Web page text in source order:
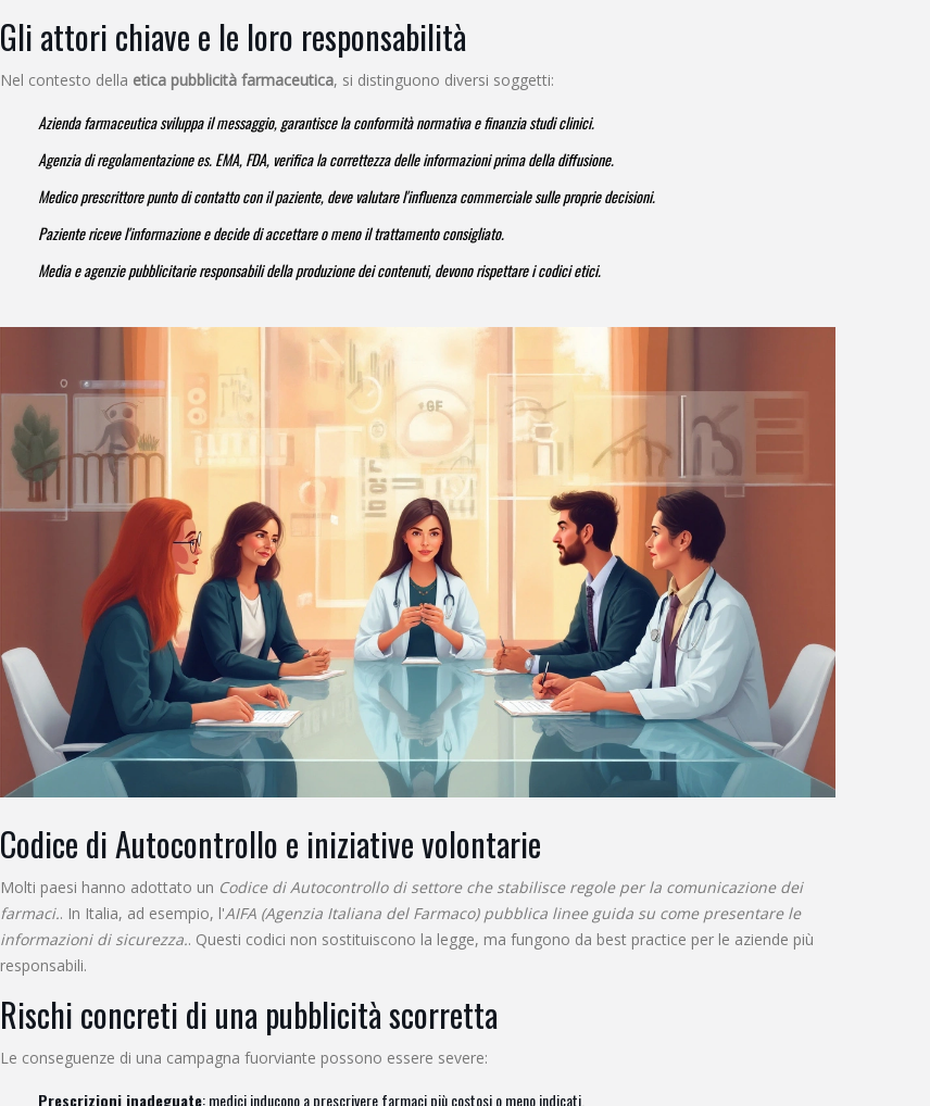
Gli attori chiave e le loro responsabilità
Nel contesto della etica pubblicità farmaceutica, si distinguono diversi soggetti:
Azienda farmaceuticasviluppa il messaggio, garantisce la conformità normativa e finanzia studi clinici.
Agenzia di regolamentazione es. EMA, FDA, verifica la correttezza delle informazioni prima della diffusione.
Medico prescrittorepunto di contatto con il paziente, deve valutare l'influenza commerciale sulle proprie decisioni.
Paziente riceve l'informazione e decide di accettare o meno il trattamento consigliato.
Media e agenzie pubblicitarie responsabili della produzione dei contenuti, devono rispettare i codici etici.
Codice di Autocontrollo e iniziative volontarie
Molti paesi hanno adottato un Codice di Autocontrollo di settore che stabilisce regole per la comunicazione dei
farmaci.. In Italia, ad esempio, l'AIFA (Agenzia Italiana del Farmaco) pubblica linee guida su come presentare le
informazioni di sicurezza.. Questi codici non sostituiscono la legge, ma fungono da best practice per le aziende più
responsabili.
Rischi concreti di una pubblicità scorretta
Le conseguenze di una campagna fuorviante possono essere severe:
Prescrizioni inadeguate: medici inducono a prescrivere farmaci più costosi o meno indicati.